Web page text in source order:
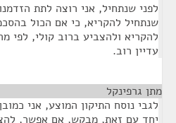
לפני שנתחיל, אני רוצה לתת
שנתחיל להקריא, כי אם הכול
להקריא ולהצביע ברוב קולי, לפי
עדיין רוב.
מתן גרפינקל
לגבי נוסח התיקון המוצע, אני
יחד עם זאת, מבקש, אם אפשר,